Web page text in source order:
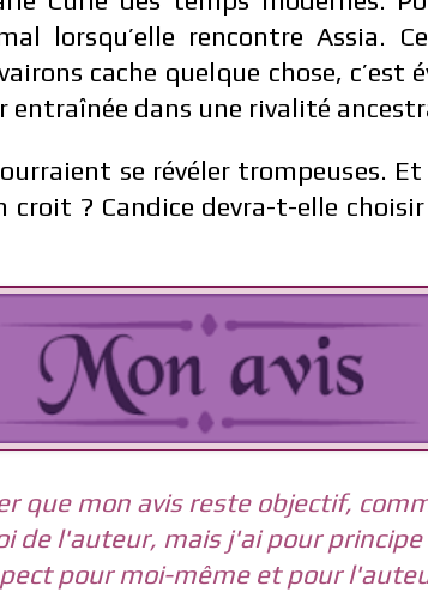
lorsqu’elle rencontre Assia.
cache quelque chose, c’est
entraînée dans une rivalité
se révéler trompeuses.
croit ? Candice devra-t-elle
que mon avis reste objectif,
de l'auteur, mais j'ai pour
pour moi-même et pour